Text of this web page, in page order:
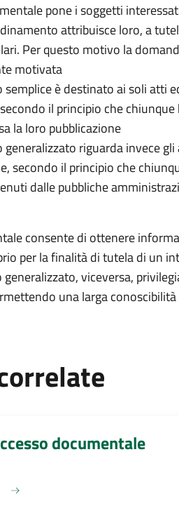
pone i soggetti
attribuisce loro, a
Per questo motivo la
motivata
semplice è destinato ai soli
il principio che
la loro pubblicazione
generalizzato riguarda invece
secondo il principio che
dalle pubbliche
consente di ottenere
per la finalità di tutela di un
viceversa,
una larga
documentale